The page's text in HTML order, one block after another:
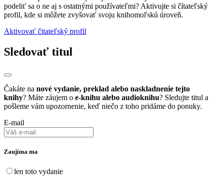
podeliť sa o ne aj s ostatnými používateľmi? Aktivujte si čítateľský
profil, kde si môžete zvyšovať svoju knihomoľskú úroveň.
Aktivovať čitateľský profil
Sledovať titul
Čakáte na nové vydanie, preklad alebo naskladnenie tejto
knihy? Máte záujem o e-knihu alebo audioknihu? Sledujte titul a
pošleme vám upozornenie, keď niečo z toho pridáme do ponuky.
E-mail
Zaujíma ma
len toto vydanie